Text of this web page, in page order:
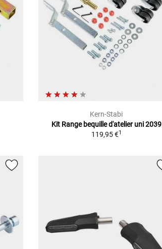
Kern-Stabi
Kit Range bequille d'atelier uni 2039
119,95 €1